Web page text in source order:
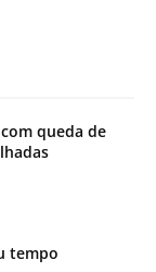
queda de
tempo